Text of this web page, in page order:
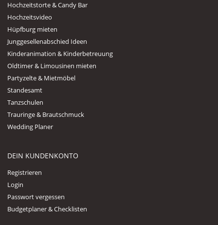
Hochzeitstorte & Candy Bar
Hochzeitsvideo
Hüpfburg mieten
Junggesellenabschied Ideen
Kinderanimation & Kinderbetreuung
Oldtimer & Limousinen mieten
Partyzelte & Mietmöbel
Standesamt
Tanzschulen
Trauringe & Brautschmuck
Wedding Planer
DEIN KUNDENKONTO
Registrieren
Login
Passwort vergessen
Budgetplaner & Checklisten